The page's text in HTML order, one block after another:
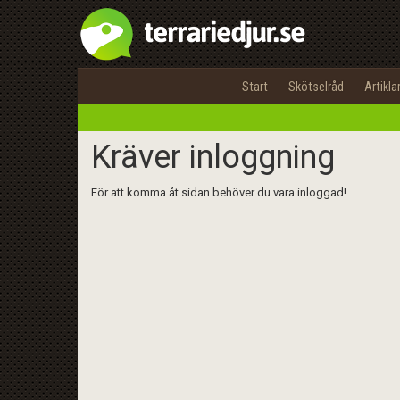
Start Skötselråd Artiklar
Kräver inloggning
För att komma åt sidan behöver du vara inloggad!